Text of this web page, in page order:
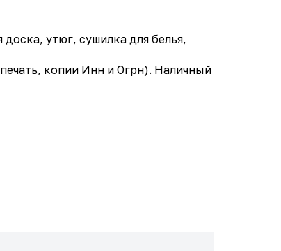
утюг, сушилка для белья,
копии Инн и Огрн). Наличный